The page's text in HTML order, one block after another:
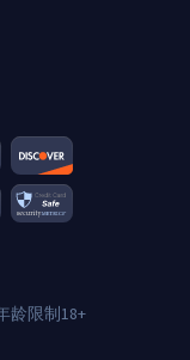
龄限制18+